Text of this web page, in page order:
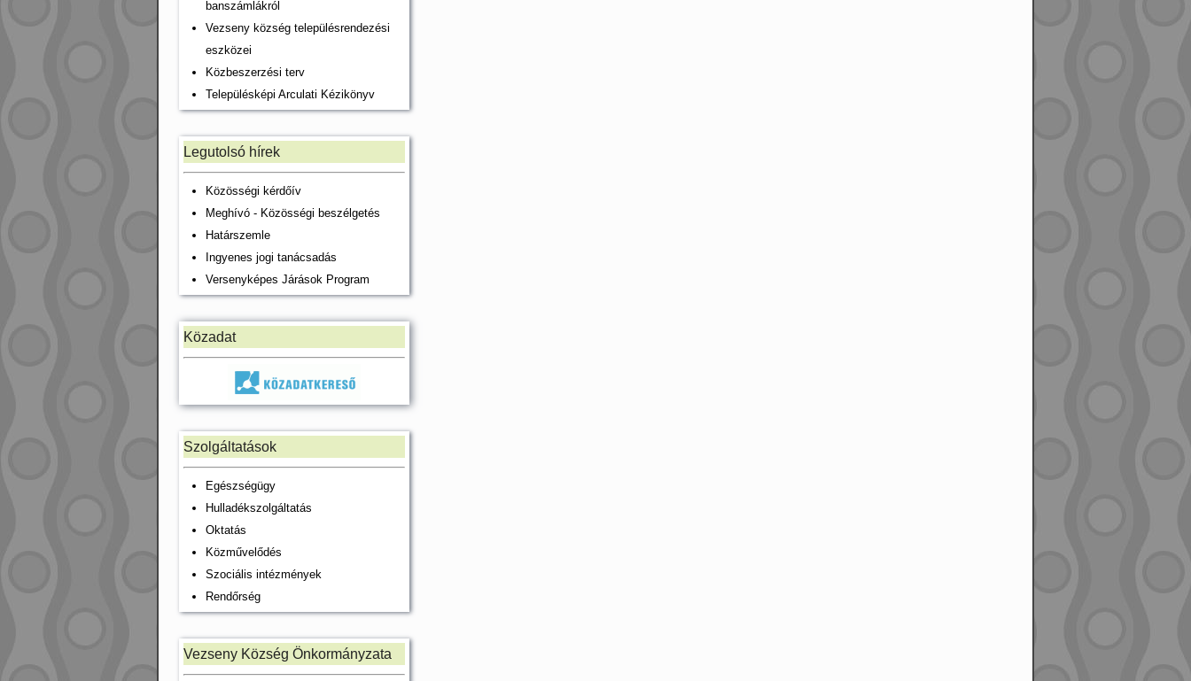
banszámlákról
Vezseny község településrendezési
eszközei
Közbeszerzési terv
Településképi Arculati Kézikönyv
Legutolsó hírek
Közösségi kérdőív
Meghívó - Közösségi beszélgetés
Határszemle
Ingyenes jogi tanácsadás
Versenyképes Járások Program
Közadat
Szolgáltatások
Egészségügy
Hulladékszolgáltatás
Oktatás
Közművelődés
Szociális intézmények
Rendőrség
Vezseny Község Önkormányzata